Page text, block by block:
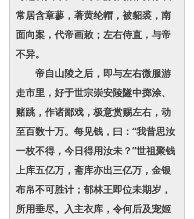
常居含章蓼，著黄纶帽，被貂裘，南
面向案，代帝画敕；左右侍直，与帝
不异。
帝自山陵之后，即与左右微服游
走市里，好于世宗崇安陵隧中掷涂、
赌跳，作诸鄙戏，极意赏赐左右，动
至百数十万。每见钱，曰：“我昔思汝
一枚不得，今日得用汝未？”世祖聚钱
上库五亿万，斋库亦出三亿万，金银
布帛不可胜计；郁林王即位未期岁，
所用垂尽。入主衣库，令何后及宠姬